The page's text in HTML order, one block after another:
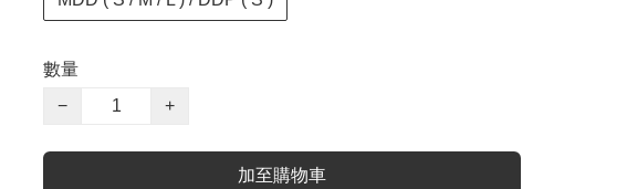
數量
−
+
加至購物車